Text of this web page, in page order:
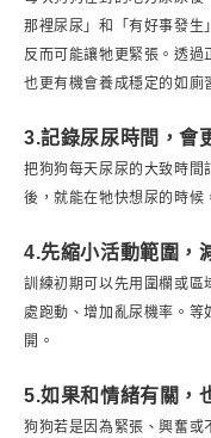
那裡尿尿」和「有好事發生
反而可能讓牠更緊張。透過
也更有機會養成穩定的如廁
3.記錄尿尿時間，會
把狗狗每天尿尿的大致時間
後，就能在牠快想尿的時候
4.先縮小活動範圍，
訓練初期可以先用圍欄或區
處跑動、增加亂尿機率。等
開。
5.如果和情緒有關，
狗狗若是因為緊張、興奮或